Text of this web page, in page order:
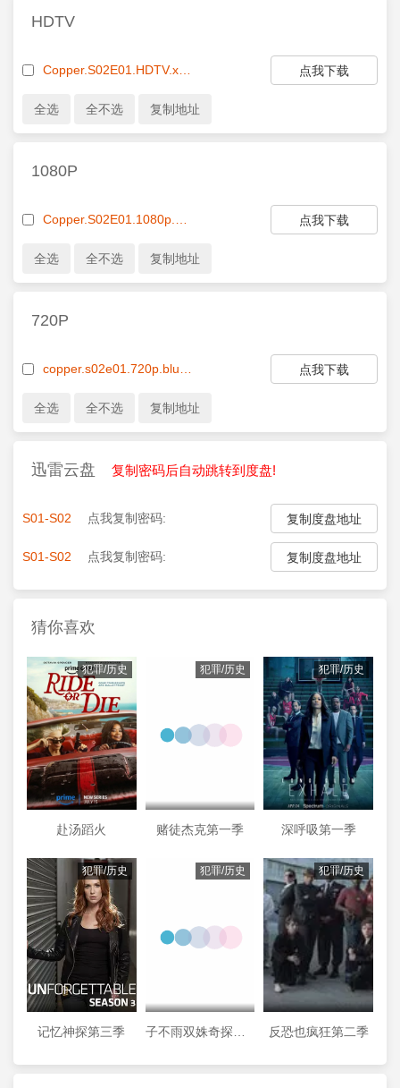
HDTV
点我下载
1080P
点我下载
720P
点我下载
迅雷云盘 复制密码后自动跳转到度盘!
S01-S02 点我复制密码: 复制度盘地址
S01-S02 点我复制密码: 复制度盘地址
猜你喜欢
犯罪/历史
赴汤蹈火
犯罪/历史
赌徒杰克第一季
犯罪/历史
深呼吸第一季
犯罪/历史
记忆神探第三季
犯罪/历史 犯罪/历史
反恐也疯狂第二季